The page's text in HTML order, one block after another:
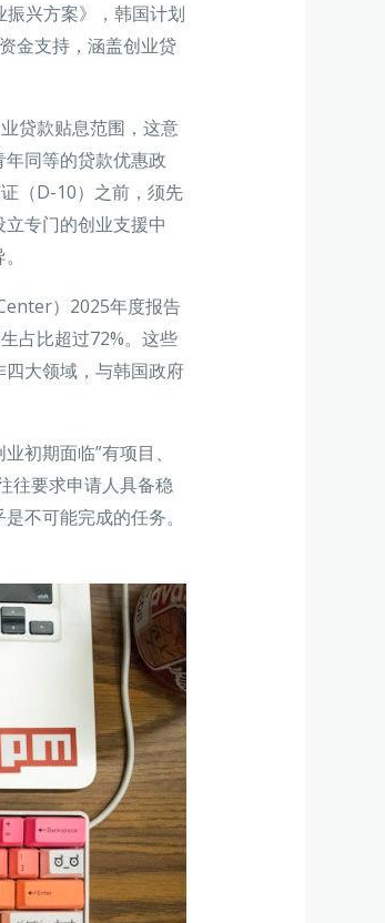
兴方案》，韩国计划
金支持，涵盖创业贷
贷款贴息范围，这意
同等的贷款优惠政
（D-10）之前，须先
专门的创业支援中
）2025年度报告
占比超过72%。这些
大领域，与韩国政府
初期面临”有项目、
往要求申请人具备稳
不可能完成的任务。